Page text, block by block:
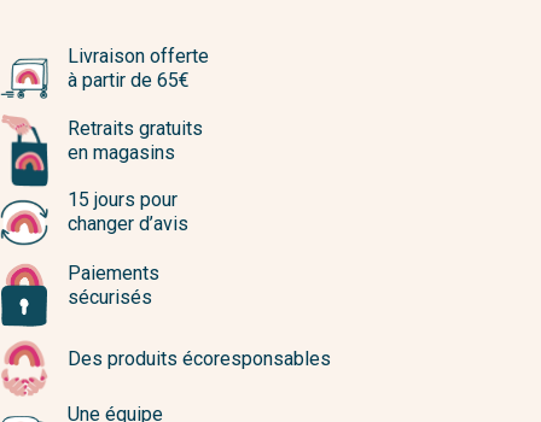
Livraison offerte
à partir de 65€
Retraits gratuits
en magasins
15 jours pour
changer d’avis
Paiements
sécurisés
Des produits écoresponsables
Une équipe